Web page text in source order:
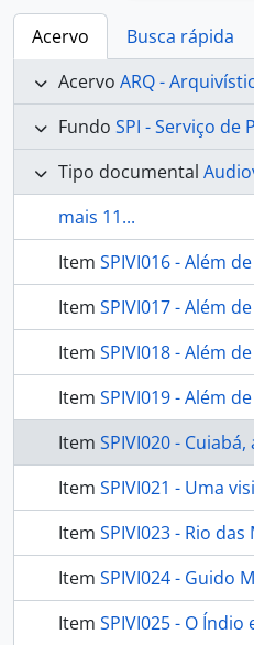
Acervo
Busca rápida
Acervo ARQ -
Fundo SPI - Serviço de
Tipo documental
mais 11...
Item SPIVI016 - Além
Item SPIVI017 - Além
Item SPIVI018 - Além
Item SPIVI019 - Além
Item SPIVI020 -
Item SPIVI021 - Uma
Item SPIVI023 - Rio
Item SPIVI024 - Guido
Item SPIVI025 - O Índio